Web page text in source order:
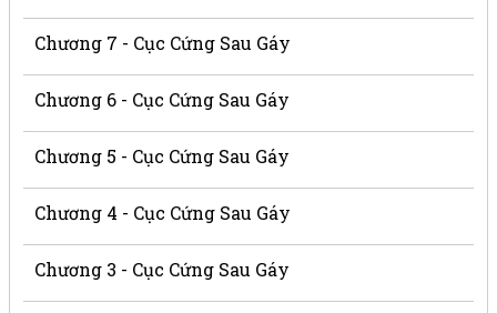
Chương 7 - Cục Cứng Sau Gáy
Chương 6 - Cục Cứng Sau Gáy
Chương 5 - Cục Cứng Sau Gáy
Chương 4 - Cục Cứng Sau Gáy
Chương 3 - Cục Cứng Sau Gáy